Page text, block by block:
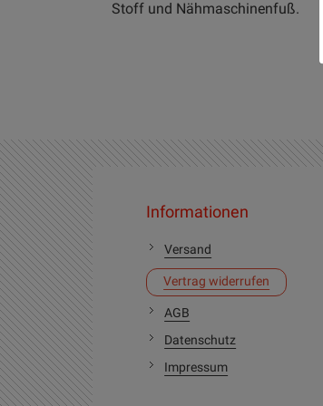
Stoff und Nähmaschinenfuß.
Informationen
Versand
Vertrag widerrufen
AGB
Datenschutz
Impressum